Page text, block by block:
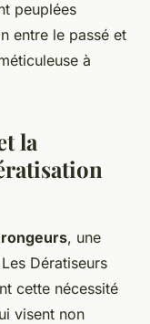
peuplées
entre le passé et
à
la
, une
Dératiseurs
cette nécessité
visent non